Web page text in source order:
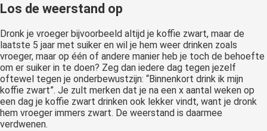
Los de weerstand op
Dronk je vroeger bijvoorbeeld altijd je koffie zwart, maar de
laatste 5 jaar met suiker en wil je hem weer drinken zoals
vroeger, maar op één of andere manier heb je toch de behoefte
om er suiker in te doen? Zeg dan iedere dag tegen jezelf
oftewel tegen je onderbewustzijn: “Binnenkort drink ik mijn
koffie zwart”. Je zult merken dat je na een x aantal weken op
een dag je koffie zwart drinken ook lekker vindt, want je dronk
hem vroeger immers zwart. De weerstand is daarmee
verdwenen.